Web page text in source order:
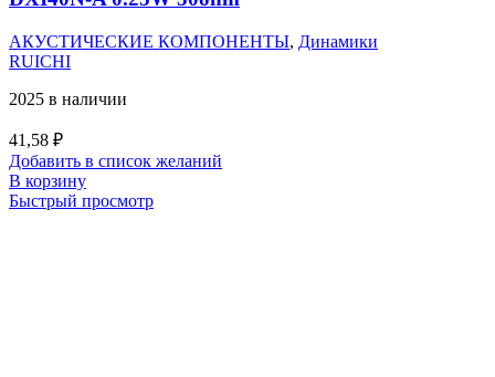
АКУСТИЧЕСКИЕ КОМПОНЕНТЫ, Динамики
RUICHI
2025 в наличии
41,58 ₽
Добавить в список желаний
В корзину
Быстрый просмотр